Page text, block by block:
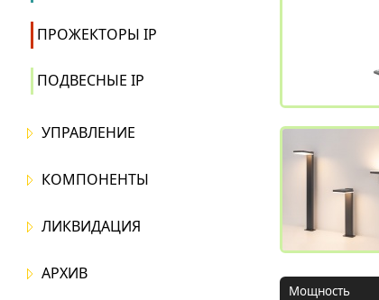
ПРОЖЕКТОРЫ IP
ПОДВЕСНЫЕ IP
УПРАВЛЕНИЕ
КОМПОНЕНТЫ
ЛИКВИДАЦИЯ
АРХИВ
Mощность